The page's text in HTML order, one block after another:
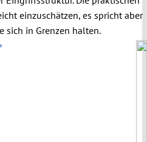
einzuschätzen, es spricht aber
sich in Grenzen halten.